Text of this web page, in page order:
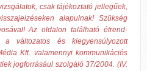
csak tájékoztató jellegűek,
alapulnak! Szükség
Az oldalon található étrend-
a változatos és kiegyensúlyozott
Kft. valamennyi kommunikációs
jogforrásául szolgáló 37/2004. (IV.